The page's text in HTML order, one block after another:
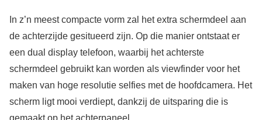
In z’n meest compacte vorm zal het extra schermdeel aan
de achterzijde gesitueerd zijn. Op die manier ontstaat er
een dual display telefoon, waarbij het achterste
schermdeel gebruikt kan worden als viewfinder voor het
maken van hoge resolutie selfies met de hoofdcamera. Het
scherm ligt mooi verdiept, dankzij de uitsparing die is